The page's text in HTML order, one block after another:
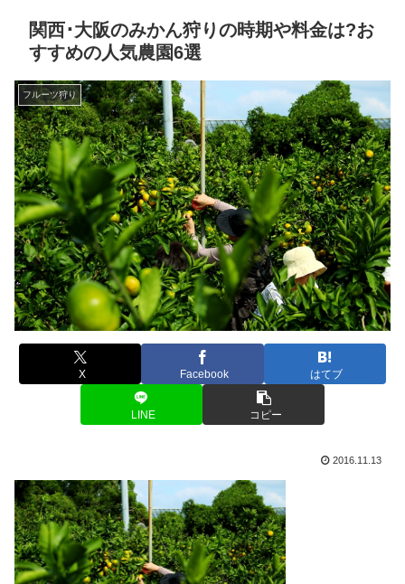
関西･大阪のみかん狩りの時期や料金は?お
すすめの人気農園6選
フルーツ狩り
X Facebook はてブ
LINE コピー
2016.11.13